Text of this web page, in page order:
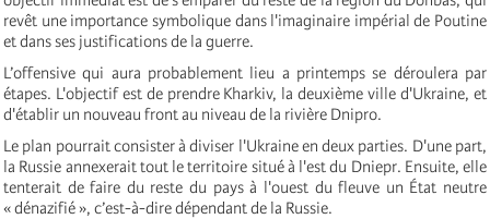
revêt une importance symbolique dans l'imaginaire impérial de Poutine
et dans ses justifications de la guerre.
L’offensive qui aura probablement lieu a printemps se déroulera par
étapes. L'objectif est de prendre Kharkiv, la deuxième ville d'Ukraine, et
d'établir un nouveau front au niveau de la rivière Dnipro.
Le plan pourrait consister à diviser l'Ukraine en deux parties. D'une part,
la Russie annexerait tout le territoire situé à l'est du Dniepr. Ensuite, elle
tenterait de faire du reste du pays à l'ouest du fleuve un État neutre
« dénazifié », c’est-à-dire dépendant de la Russie.